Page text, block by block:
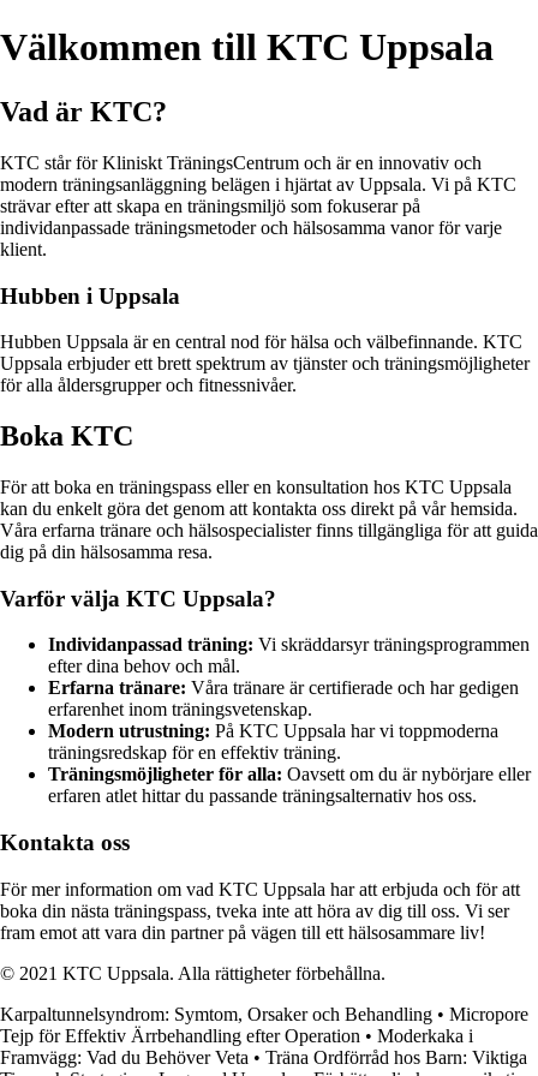
Välkommen till KTC Uppsala
Vad är KTC?
KTC står för Kliniskt TräningsCentrum och är en innovativ och
modern träningsanläggning belägen i hjärtat av Uppsala. Vi på KTC
strävar efter att skapa en träningsmiljö som fokuserar på
individanpassade träningsmetoder och hälsosamma vanor för varje
klient.
Hubben i Uppsala
Hubben Uppsala är en central nod för hälsa och välbefinnande. KTC
Uppsala erbjuder ett brett spektrum av tjänster och träningsmöjligheter
för alla åldersgrupper och fitnessnivåer.
Boka KTC
För att boka en träningspass eller en konsultation hos KTC Uppsala
kan du enkelt göra det genom att kontakta oss direkt på vår hemsida.
Våra erfarna tränare och hälsospecialister finns tillgängliga för att guida
dig på din hälsosamma resa.
Varför välja KTC Uppsala?
Individanpassad träning: Vi skräddarsyr träningsprogrammen
efter dina behov och mål.
Erfarna tränare: Våra tränare är certifierade och har gedigen
erfarenhet inom träningsvetenskap.
Modern utrustning: På KTC Uppsala har vi toppmoderna
träningsredskap för en effektiv träning.
Träningsmöjligheter för alla: Oavsett om du är nybörjare eller
erfaren atlet hittar du passande träningsalternativ hos oss.
Kontakta oss
För mer information om vad KTC Uppsala har att erbjuda och för att
boka din nästa träningspass, tveka inte att höra av dig till oss. Vi ser
fram emot att vara din partner på vägen till ett hälsosammare liv!
© 2021 KTC Uppsala. Alla rättigheter förbehållna.
Karpaltunnelsyndrom: Symtom, Orsaker och Behandling • Micropore
Tejp för Effektiv Ärrbehandling efter Operation • Moderkaka i
Framvägg: Vad du Behöver Veta • Träna Ordförråd hos Barn: Viktiga